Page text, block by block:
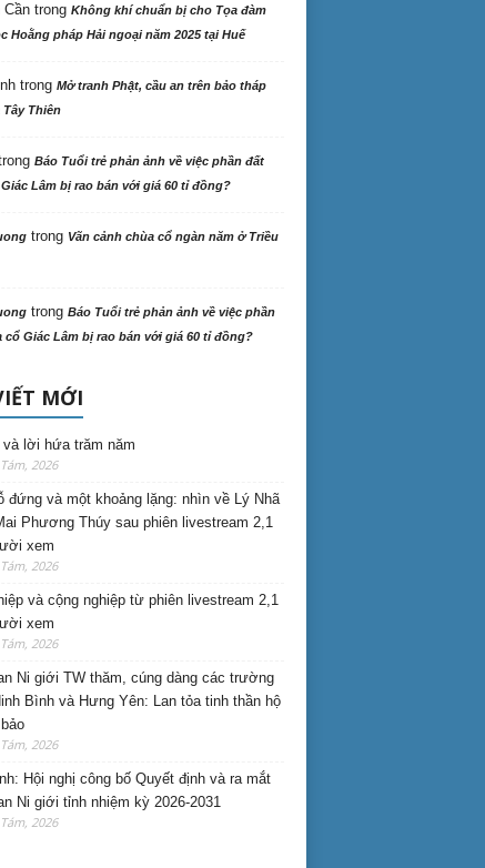
Cầntrong Không khí chuẩn bị cho Tọa đàm
Hoằng pháp Hải ngoại năm 2025 tại Huế
trong Mở tranh Phật, cầu an trên bảo tháp
Tây Thiên
Báo Tuổi trẻ phản ảnh về việc phần đất
Lâm bị rao bán với giá 60 tỉ đồng?
trong Vãn cảnh chùa cổ ngàn năm ở Triều
trong Báo Tuổi trẻ phản ảnh về việc phần
cổ Giác Lâm bị rao bán với giá 60 tỉ đồng?
MỚI
và lời hứa trăm năm
2026
đứng và một khoảng lặng: nhìn về Lý Nhã
Phương Thúy sau phiên livestream 2,1
xem
2026
và cộng nghiệp từ phiên livestream 2,1
xem
2026
Ni giới TW thăm, cúng dàng các trường
Bình và Hưng Yên: Lan tỏa tinh thần hộ
2026
Hội nghị công bố Quyết định và ra mắt
Ni giới tỉnh nhiệm kỳ 2026-2031
2026